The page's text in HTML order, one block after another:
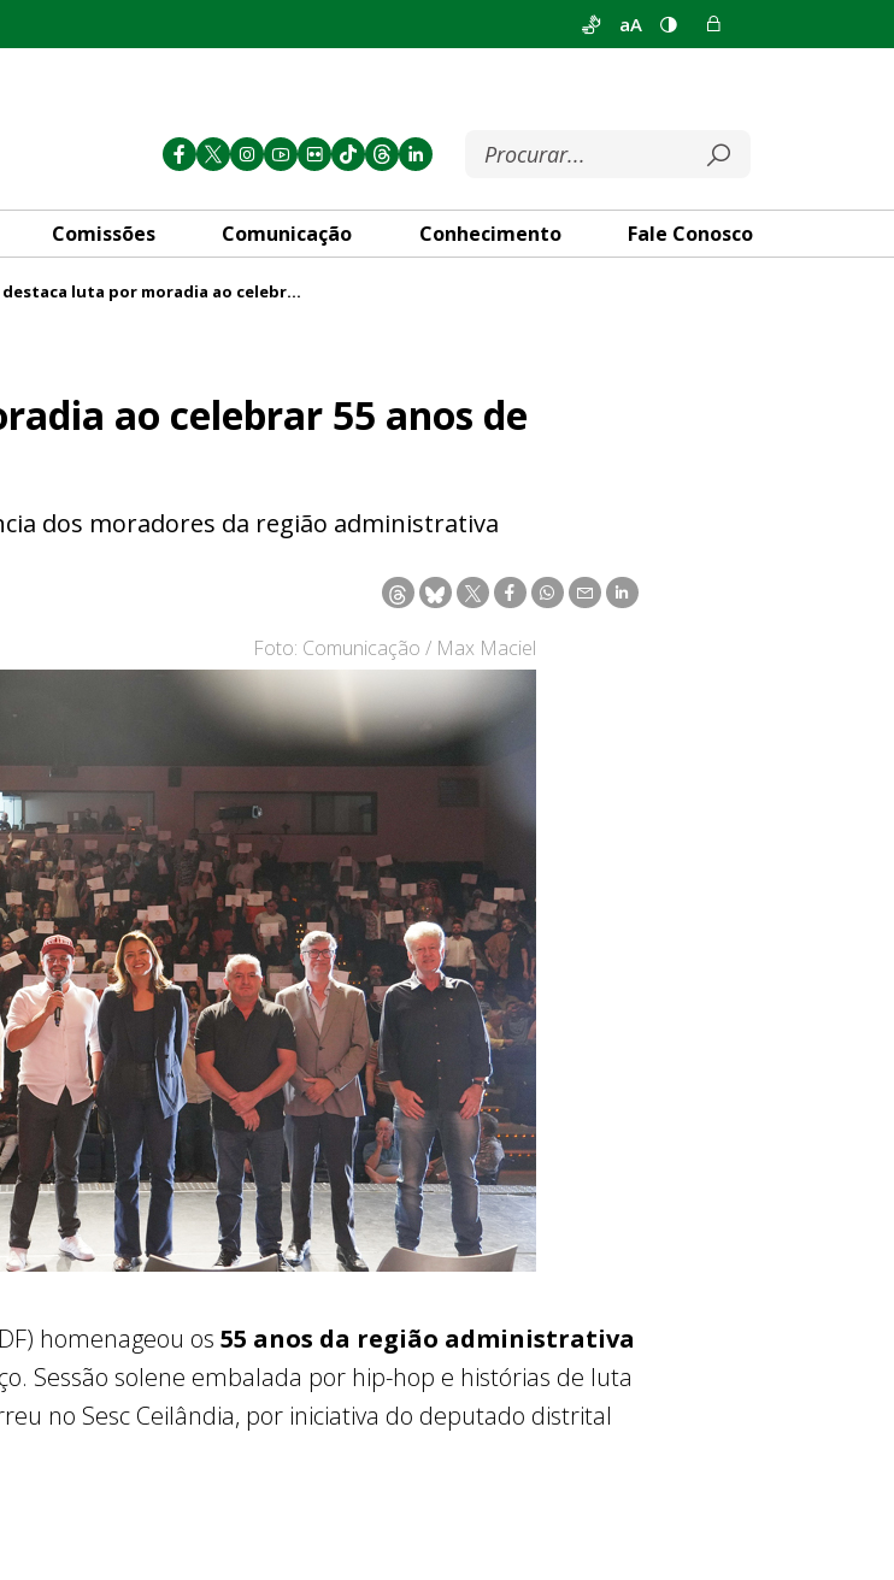
aA
Comissões Comunicação Conhecimento Fale Conosco
CLDF destaca luta por moradia ao celebrar 55 anos de Ceilândia
ao celebrar 55 anos de
dos moradores da região administrativa
Foto: Comunicação / Max Maciel
homenageou os 55 anos da região administrativa
Sessão solene embalada por hip-hop e histórias de luta
no Sesc Ceilândia, por iniciativa do deputado distrital